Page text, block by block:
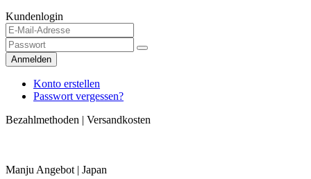
Kundenlogin
Anmelden
Konto erstellen
Passwort vergessen?
Bezahlmethoden | Versandkosten
Manju Angebot | Japan